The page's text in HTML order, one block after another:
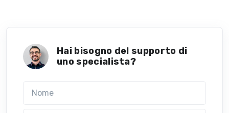
Hai bisogno del supporto di
uno specialista?